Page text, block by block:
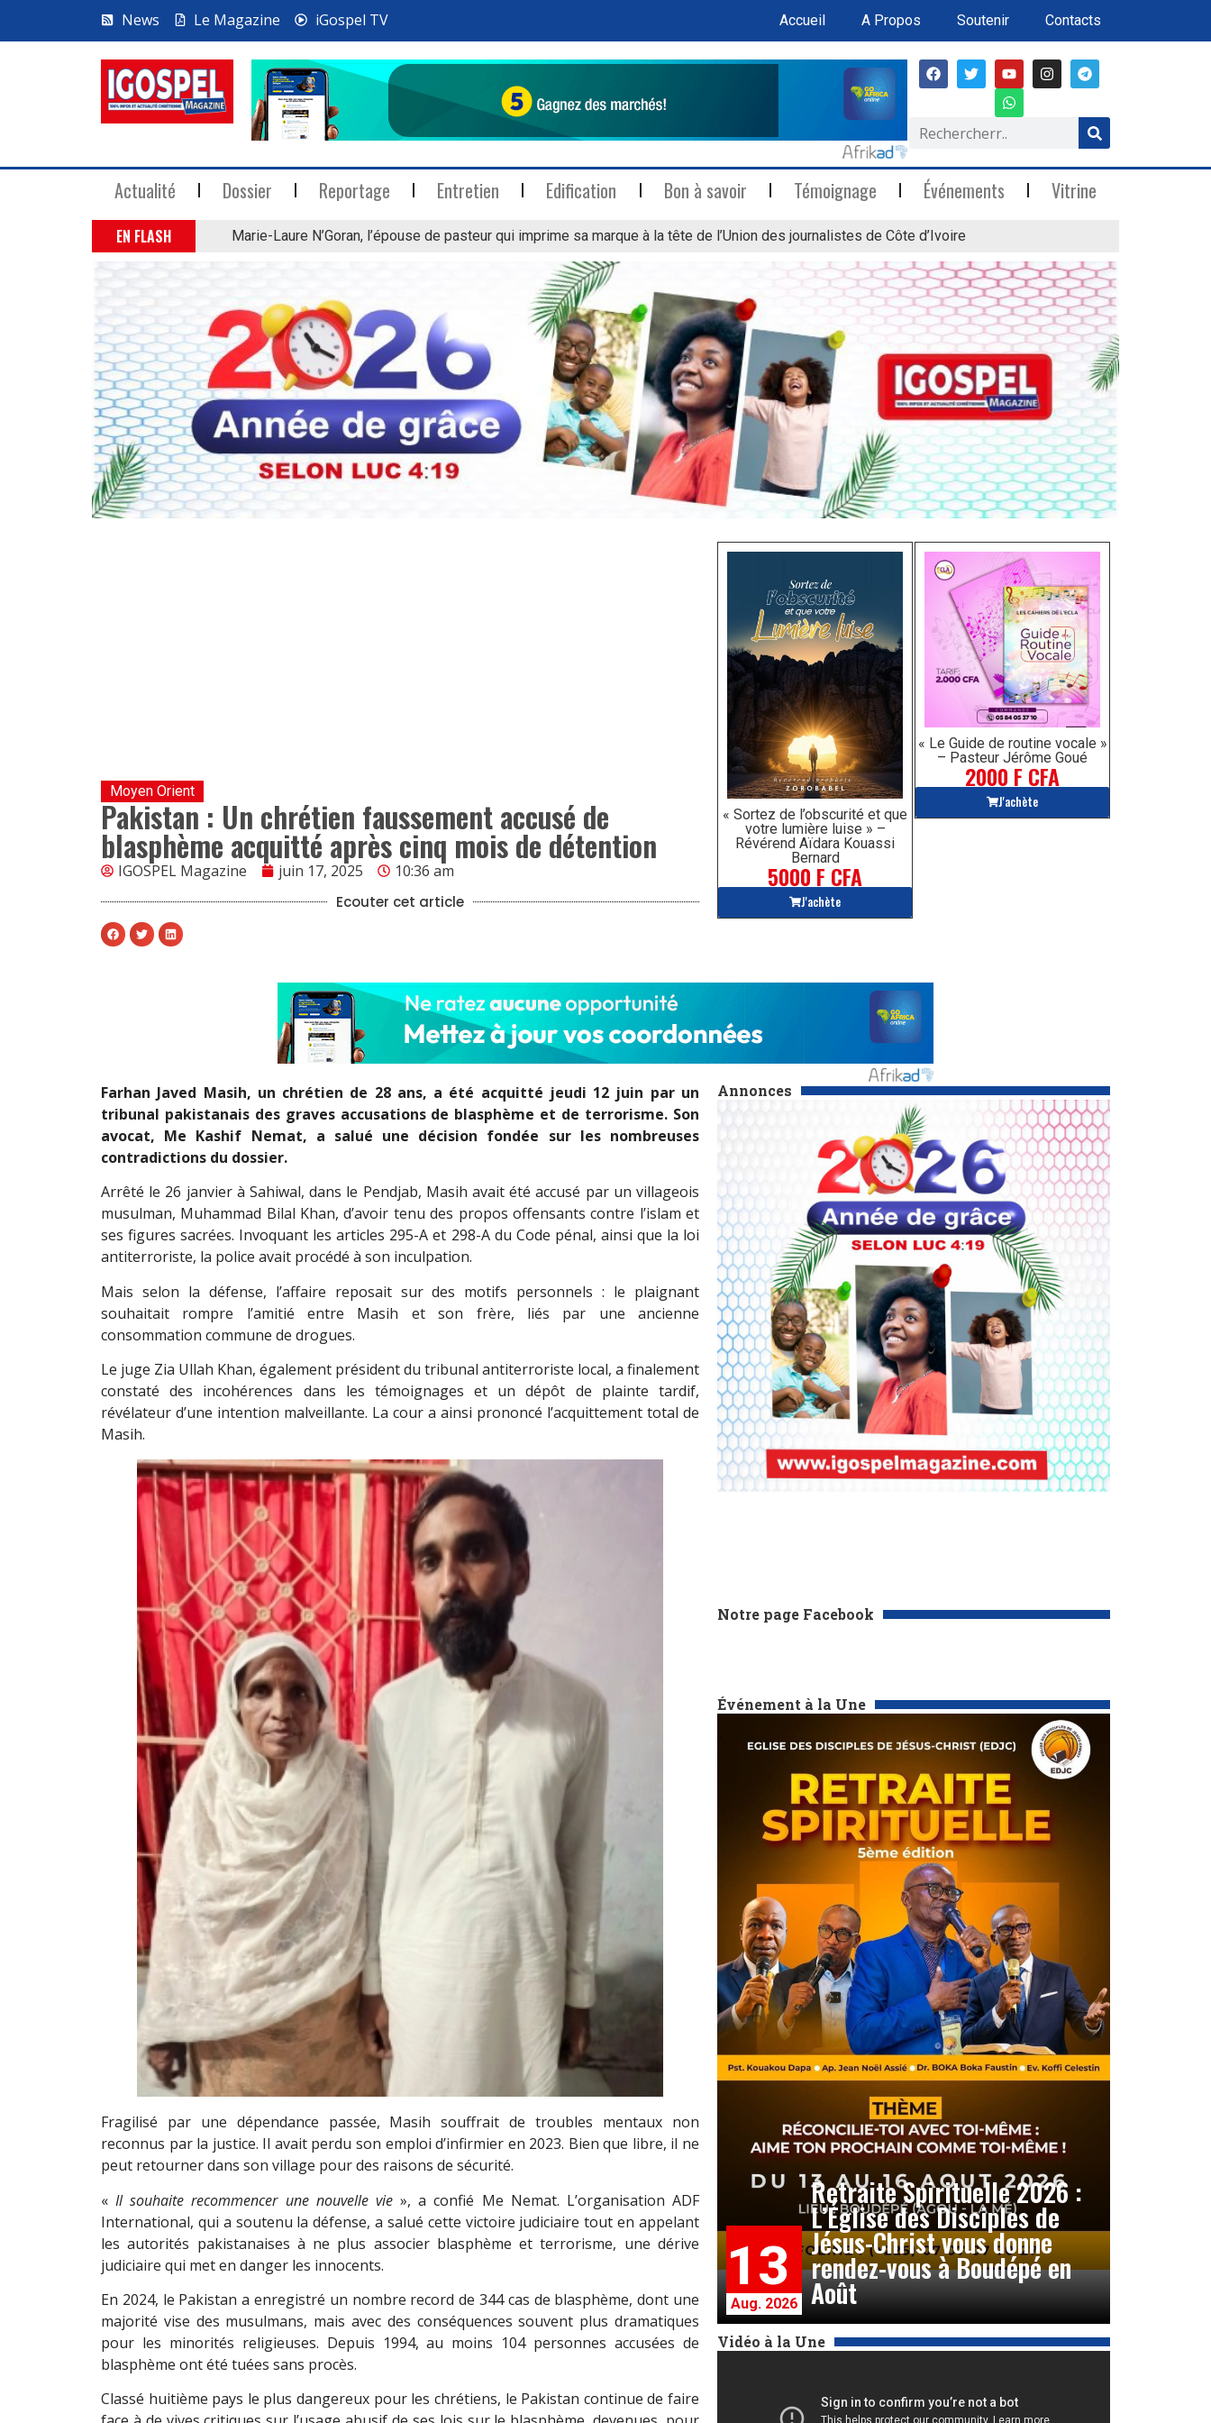
News Le Magazine iGospel TV Accueil A Propos Soutenir Contacts
Actualité Dossier Reportage Entretien Edification Bon à savoir Témoignage Événements Vitrine
EN FLASH Marie-Laure N’Goran, l’épouse de pasteur qui imprime sa marque à la tête de l’Union des journalistes de Côte d’Ivoire
« Sortez de l’obscurité et que
votre lumière luise » –
Révérend Aïdara Kouassi
Bernard
5000 F CFA
J'achète
« Le Guide de routine vocale »
– Pasteur Jérôme Goué
2000 F CFA
J'achète
Moyen Orient
Pakistan : Un chrétien faussement accusé de
blasphème acquitté après cinq mois de détention
IGOSPEL Magazine juin 17, 2025 10:36 am
Ecouter cet article
Annonces
Notre page Facebook
Événement à la Une
13
Aug. 2026
Retraite Spirituelle 2026 :
L’Église des Disciples de
Jésus-Christ vous donne
rendez-vous à Boudépé en
Août
Vidéo à la Une
Farhan Javed Masih, un chrétien de 28 ans, a été acquitté jeudi 12 juin par un
tribunal pakistanais des graves accusations de blasphème et de terrorisme. Son
avocat, Me Kashif Nemat, a salué une décision fondée sur les nombreuses
contradictions du dossier.
Arrêté le 26 janvier à Sahiwal, dans le Pendjab, Masih avait été accusé par un villageois
musulman, Muhammad Bilal Khan, d’avoir tenu des propos offensants contre l’islam et
ses figures sacrées. Invoquant les articles 295-A et 298-A du Code pénal, ainsi que la loi
antiterroriste, la police avait procédé à son inculpation.
Mais selon la défense, l’affaire reposait sur des motifs personnels : le plaignant
souhaitait rompre l’amitié entre Masih et son frère, liés par une ancienne
consommation commune de drogues.
Le juge Zia Ullah Khan, également président du tribunal antiterroriste local, a finalement
constaté des incohérences dans les témoignages et un dépôt de plainte tardif,
révélateur d’une intention malveillante. La cour a ainsi prononcé l’acquittement total de
Masih.
Fragilisé par une dépendance passée, Masih souffrait de troubles mentaux non
reconnus par la justice. Il avait perdu son emploi d’infirmier en 2023. Bien que libre, il ne
peut retourner dans son village pour des raisons de sécurité.
«Il souhaite recommencer une nouvelle vie», a confié Me Nemat. L’organisation ADF
International, qui a soutenu la défense, a salué cette victoire judiciaire tout en appelant
les autorités pakistanaises à ne plus associer blasphème et terrorisme, une dérive
judiciaire qui met en danger les innocents.
En 2024, le Pakistan a enregistré un nombre record de 344 cas de blasphème, dont une
majorité vise des musulmans, mais avec des conséquences souvent plus dramatiques
pour les minorités religieuses. Depuis 1994, au moins 104 personnes accusées de
blasphème ont été tuées sans procès.
Classé huitième pays le plus dangereux pour les chrétiens, le Pakistan continue de faire